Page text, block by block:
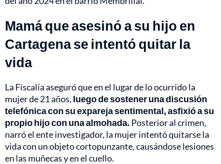
Mamá que asesinó a su hijo en
Cartagena se intentó quitar la
vida
La Fiscalía aseguró que en el lugar de lo ocurrido la
mujer de 21 años, luego de sostener una discusión
telefónica con su expareja sentimental, asfixió a su
propio hijo con una almohada. Posterior al crimen,
narró el ente investigador, la mujer intentó quitarse la
vida con un objeto cortopunzante, causándose lesiones
en las muñecas y en el cuello.